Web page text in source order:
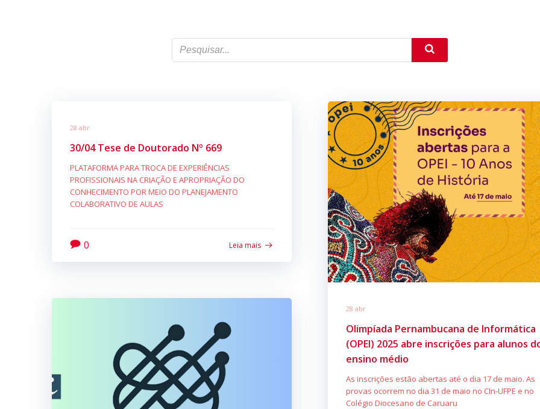
28 abr
30/04 Tese de Doutorado Nº 669
PLATAFORMA PARA TROCA DE EXPERIÊNCIAS
PROFISSIONAIS NA CRIAÇÃO E APROPRIAÇÃO DO
CONHECIMENTO POR MEIO DO PLANEJAMENTO
COLABORATIVO DE AULAS
0 Leia mais
28 abr
Olimpíada Pernambucana de Informática
(OPEI) 2025 abre inscrições para alunos
ensino médio
As inscrições estão abertas até o dia 17 de maio. As
provas ocorrem no dia 31 de maio no CIn-UFPE e no
Colégio Diocesano de Caruaru